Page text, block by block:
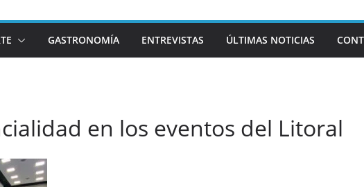
GASTRONOMÍA ENTREVISTAS ÚLTIMAS NOTICIAS
en los eventos del Litoral